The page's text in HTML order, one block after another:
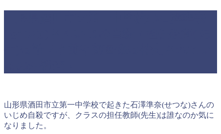
山形県酒田市立第一中学校で起きた石澤準奈(せつな)さんの
いじめ自殺ですが、クラスの担任教師(先生)は誰なのか気に
なりました。